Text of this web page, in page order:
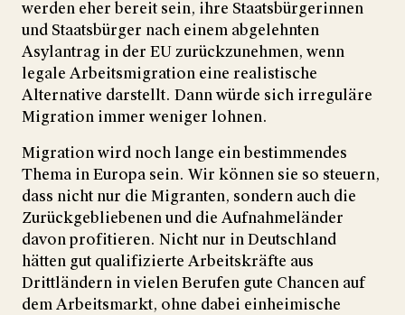
werden eher bereit sein, ihre Staatsbürgerinnen
und Staatsbürger nach einem abgelehnten
Asylantrag in der EU zurückzunehmen, wenn
legale Arbeitsmigration eine realistische
Alternative darstellt. Dann würde sich irreguläre
Migration immer weniger lohnen.
Migration wird noch lange ein bestimmendes
Thema in Europa sein. Wir können sie so steuern,
dass nicht nur die Migranten, sondern auch die
Zurückgebliebenen und die Aufnahmeländer
davon profi­tie­ren. Nicht nur in Deutschland
hätten gut qualifizierte Arbeitskräfte aus
Drittländern in vielen Berufen gute Chancen auf
dem Arbeitsmarkt, ohne dabei einheimische